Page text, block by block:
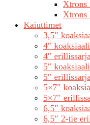
Xtrons
Xtrons
Kaiuttimet
3,5″
4″
4″
5″
5″
5×7″
5×7″
6,5″
6,5″ 2-tie